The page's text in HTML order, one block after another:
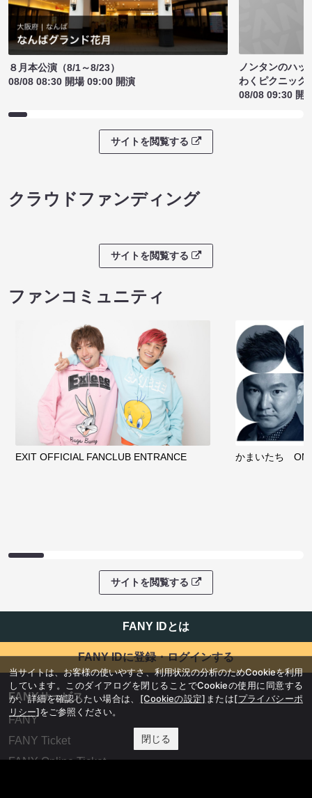
８月本公演（8/1～8/23）
08/08 08:30 開場 09:00 開演
ノンタンのハッ
わくピクニック
08/08 09:30 開
サイトを閲覧する
クラウドファンディング
サイトを閲覧する
ファンコミュニティ
EXIT OFFICIAL FANCLUB ENTRANCE かまいたち
サイトを閲覧する
FANY IDとは
FANY IDに登録・ログインする
FANYサービス
FANY
FANY Ticket
FANY Online Ticket
当サイトは、お客様の使いやすさ、利用状況の分析のためCookieを利用
しています。このダイアログを閉じることでCookieの使用に同意する
か、詳細を確認したい場合は、 [Cookieの設定] または[プライバシーポ
リシー]をご参照ください。
閉じる